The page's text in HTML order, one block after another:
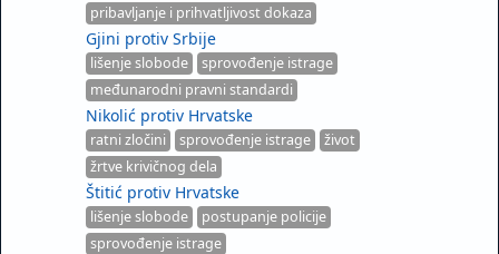
pribavljanje i prihvatljivost dokaza
Gjini protiv Srbije
lišenje slobode
sprovođenje istrage
međunarodni pravni standardi
Nikolić protiv Hrvatske
ratni zločini sprovođenje istrage
život
žrtve krivičnog dela
Štitić protiv Hrvatske
lišenje slobode
postupanje policije
sprovođenje istrage